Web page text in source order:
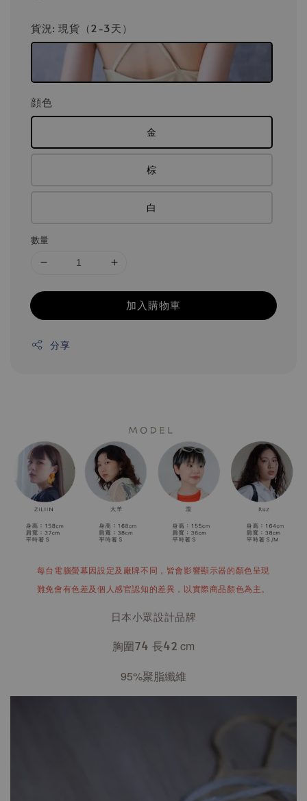
貨況: 現貨（2-3天）
顔色
金
棕
白
數量
加入購物車
分享
每台電腦螢幕因設定及廠牌不同，皆會影響顯示器的顏色呈現
難免會有色差及個人感官認知的差異，以實際商品顏色為主。
日本小眾設計品牌
胸圍74 長42 cm
95%聚脂纖維